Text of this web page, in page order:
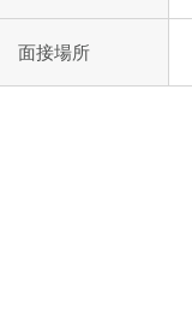
面接場所